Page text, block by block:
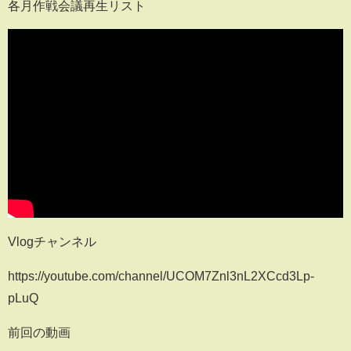
各月作戦会議再生リスト
Vlogチャンネル
https://youtube.com/channel/UCOM7Znl3nL2XCcd3Lp-
pLuQ
前回の動画